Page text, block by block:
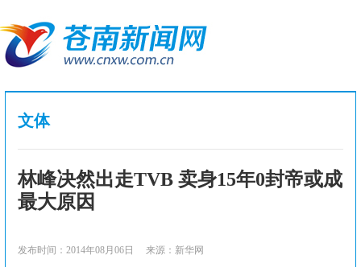
文体
林峰决然出走TVB 卖身15年0封帝或成
最大原因
发布时间：2014年08月06日 来源：新华网